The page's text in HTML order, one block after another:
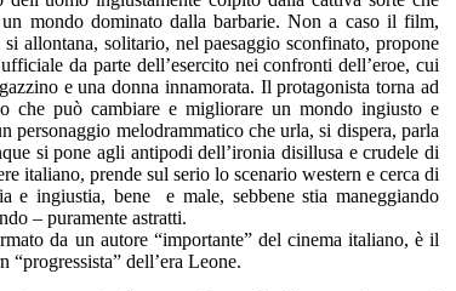
mondo dominato dalla barbarie. Non a caso il film,
allontana, solitario, nel paesaggio sconfinato, propone
da parte dell’esercito nei confronti dell’eroe, cui
e una donna innamorata. Il protagonista torna ad
che può cambiare e migliorare un mondo ingiusto e
personaggio melodrammatico che urla, si dispera, parla
si pone agli antipodi dell’ironia disillusa e crudele di
italiano, prende sul serio lo scenario western e cerca di
e ingiustia, bene e male, sebbene stia maneggiando
– puramente astratti.
da un autore “importante” del cinema italiano, è il
dell’era Leone.